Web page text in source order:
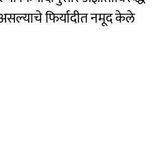
फिर्यादीत नमूद केले